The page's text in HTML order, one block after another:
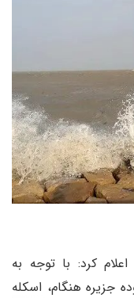
کرد: با توجه به
جزیره هنگام، اسکله